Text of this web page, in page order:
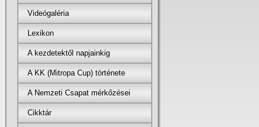
Videógaléria
Lexikon
A kezdetektől napjainkig
A KK (Mitropa Cup) története
A Nemzeti Csapat mérkőzései
Cikktár